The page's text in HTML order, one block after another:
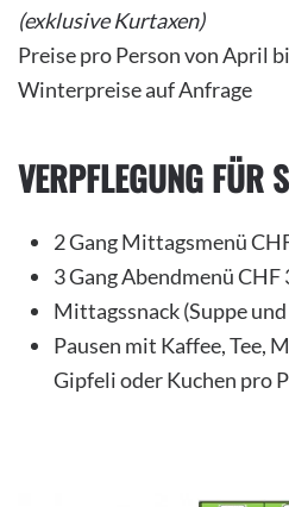
(exklusive Kurtaxen)
Preise pro Person von April
Winterpreise auf Anfrage
VERPFLEGUNG FÜR
2 Gang Mittagsmenü
3 Gang Abendmenü CHF
Mittagssnack (Suppe
Pausen mit Kaffee, Tee,
Gipfeli oder Kuchen pro